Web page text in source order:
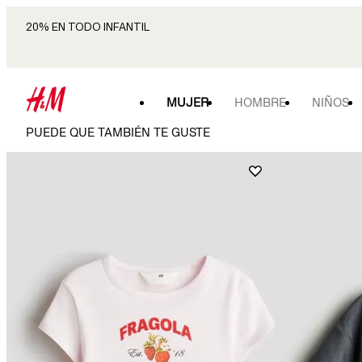
20% EN TODO INFANTIL
MUJER HOMBRE NIÑOS
PUEDE QUE TAMBIÉN TE GUSTE